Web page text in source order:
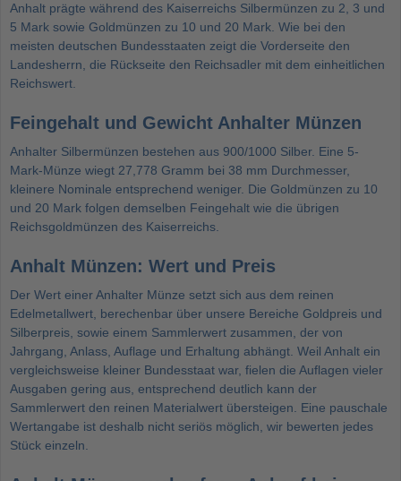
Anhalt prägte während des Kaiserreichs Silbermünzen zu 2, 3 und
5 Mark sowie Goldmünzen zu 10 und 20 Mark. Wie bei den
meisten deutschen Bundesstaaten zeigt die Vorderseite den
Landesherrn, die Rückseite den Reichsadler mit dem einheitlichen
Reichswert.
Feingehalt und Gewicht Anhalter Münzen
Anhalter Silbermünzen bestehen aus 900/1000 Silber. Eine 5-
Mark-Münze wiegt 27,778 Gramm bei 38 mm Durchmesser,
kleinere Nominale entsprechend weniger. Die Goldmünzen zu 10
und 20 Mark folgen demselben Feingehalt wie die übrigen
Reichsgoldmünzen des Kaiserreichs.
Anhalt Münzen: Wert und Preis
Der Wert einer Anhalter Münze setzt sich aus dem reinen
Edelmetallwert, berechenbar über unsere Bereiche Goldpreis und
Silberpreis , sowie einem Sammlerwert zusammen, der von
Jahrgang, Anlass, Auflage und Erhaltung abhängt. Weil Anhalt ein
vergleichsweise kleiner Bundesstaat war, fielen die Auflagen vieler
Ausgaben gering aus, entsprechend deutlich kann der
Sammlerwert den reinen Materialwert übersteigen. Eine pauschale
Wertangabe ist deshalb nicht seriös möglich, wir bewerten jedes
Stück einzeln.